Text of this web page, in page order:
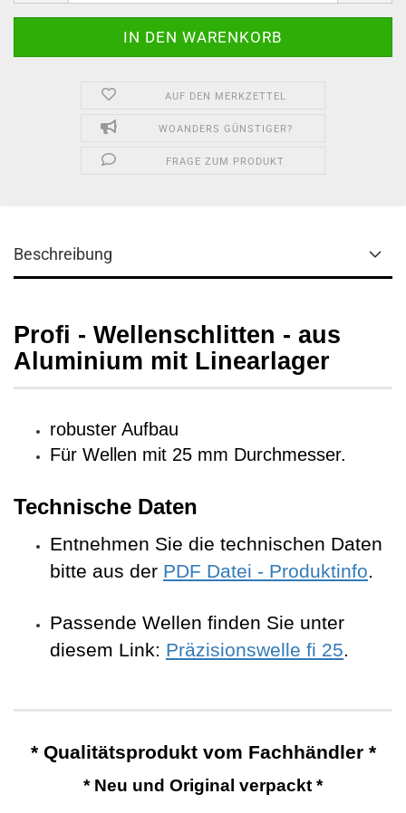
AUF DEN MERKZETTEL
WOANDERS GÜNSTIGER?
FRAGE ZUM PRODUKT
Beschreibung
Profi - Wellenschlitten - aus
Aluminium mit Linearlager
robuster Aufbau
Für Wellen mit 25 mm Durchmesser.
Technische Daten
Entnehmen Sie die technischen Daten
bitte aus der PDF Datei - Produktinfo.
Passende Wellen finden Sie unter
diesem Link: Präzisionswelle fi 25.
* Qualitätsprodukt vom Fachhändler *
* Neu und Original verpackt *